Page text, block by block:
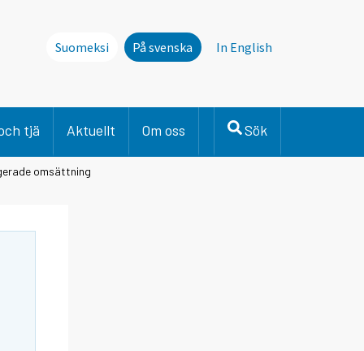
Suomeksi På svenska In English
tjä Aktuellt Om oss Sök
omsättning